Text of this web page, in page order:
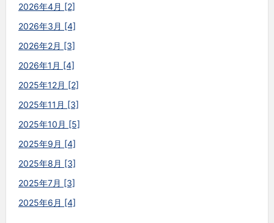
2026年4月 [2]
2026年3月 [4]
2026年2月 [3]
2026年1月 [4]
2025年12月 [2]
2025年11月 [3]
2025年10月 [5]
2025年9月 [4]
2025年8月 [3]
2025年7月 [3]
2025年6月 [4]